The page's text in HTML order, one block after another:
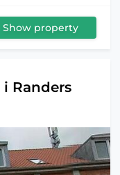
Show property
Randers